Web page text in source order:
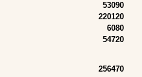
53090
220120
6080
54720
256470